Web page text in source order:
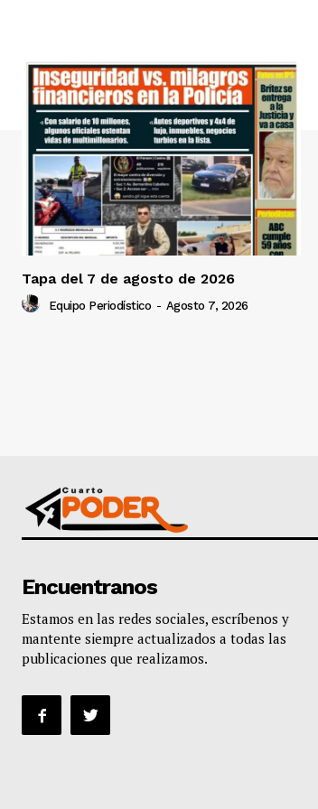
Tapa del 7 de agosto de 2026
Equipo Periodístico - Agosto 7, 2026
Encuentranos
Estamos en las redes sociales, escríbenos y
mantente siempre actualizados a todas las
publicaciones que realizamos.